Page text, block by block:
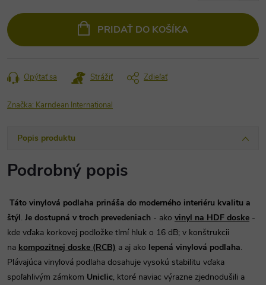
PRIDAŤ DO KOŠÍKA
Opýtať sa Strážiť Zdieľať
Značka: Karndean International
Popis produktu
Podrobný popis
Táto vinylová podlaha prináša do moderného interiéru kvalitu a
štýl. Je dostupná v troch prevedeniach - ako vinyl na HDF doske -
kde vďaka korkovej podložke tlmí hluk o 16 dB; v konštrukcii
na kompozitnej doske (RCB) a aj ako lepená vinylová podlaha.
Plávajúca vinylová podlaha dosahuje vysokú stabilitu vďaka
spoľahlivým zámkom Uniclic, ktoré naviac výrazne zjednodušili a